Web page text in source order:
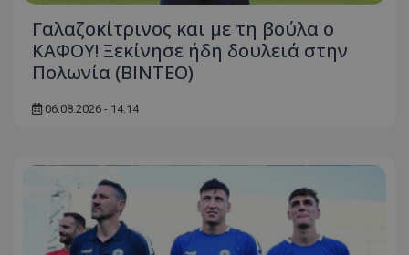
Γαλαζοκίτρινος και με τη βούλα ο
ΚΑΦΟΥ! Ξεκίνησε ήδη δουλειά στην
Πολωνία (ΒΙΝΤΕΟ)
06.08.2026 - 14:14